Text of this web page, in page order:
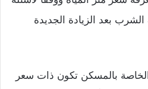
بعد الزيادة الجديدة
الخاصة بالمسكن تكون ذات سعر